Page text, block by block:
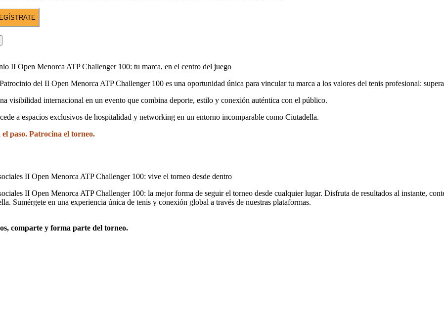
II Open Menorca ATP Challenger 100: tu marca, en el centro del juego
del II Open Menorca ATP Challenger 100 es una oportunidad única para vincular tu marca a los valores del tenis profesional:
visibilidad internacional en un evento que combina deporte, estilo y conexión auténtica con el público.
a espacios exclusivos de hospitalidad y networking en un entorno incomparable como Ciutadella.
el paso. Patrocina el torneo.
II Open Menorca ATP Challenger 100: vive el torneo desde dentro
II Open Menorca ATP Challenger 100: la mejor forma de seguir el torneo desde cualquier lugar. Disfruta de resultados al instante,
Sumérgete en una experiencia única de tenis y conexión global a través de nuestras plataformas.
comparte y forma parte del torneo.